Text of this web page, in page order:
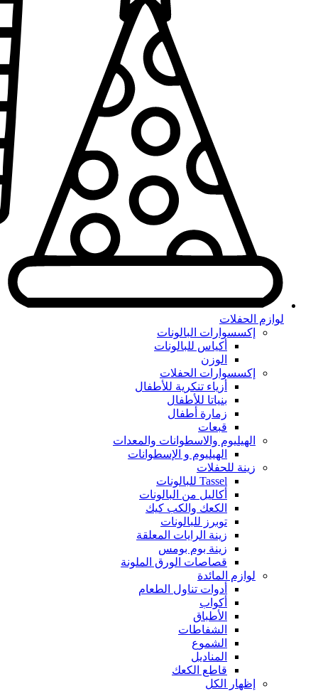
لوازم الحفلات
إكسسوارات البالونات
أكياس للبالونات
الوزن
إكسسوارات الحفلات
أزياء تنكرية للأطفال
بنياتا للأطفال
زمارة أطفال
قبعات
الهيليوم والاسطوانات والمعدات
الهيليوم و الإسطوانات
زينة للحفلات
Tassel للبالونات
أكاليل من البالونات
الكعك والكب كيك
توبرز للبالونات
زينة الرايات المعلقة
زينة بوم بومس
قصاصات الورق الملونة
لوازم المائدة
أدوات تناول الطعام
أكواب
الأطباق
الشفاطات
الشموع
المناديل
قاطع الكعك
إظهار الكل